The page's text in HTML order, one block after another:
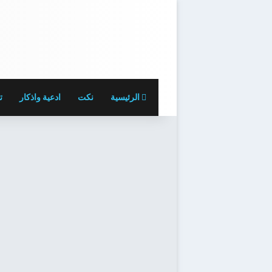
الرئيسية نكت ادعية واذكار